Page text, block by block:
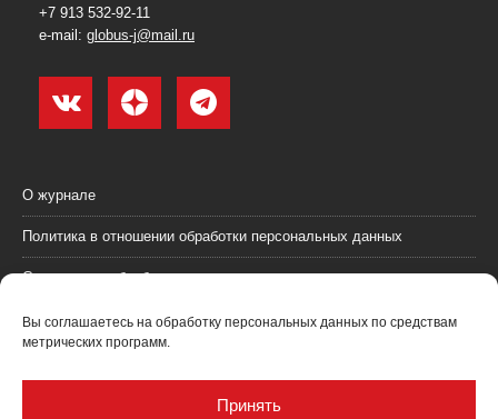
Вы соглашаетесь на обработку персональных данных по средствам
метрических программ.
Принять
+7 913 532-92-11
e-mail: globus-j@mail.ru
О журнале
Политика в отношении обработки персональных данных
Согласие на обработку персональных данных
Пользовательское соглашение (оферта)